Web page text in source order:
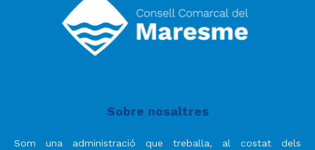
Sobre nosaltres
Som una administració que treballa, al costat dels